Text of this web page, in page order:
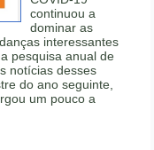
continuou a
dominar as
interessantes
pesquisa anual de
notícias desses
do ano seguinte,
um pouco a